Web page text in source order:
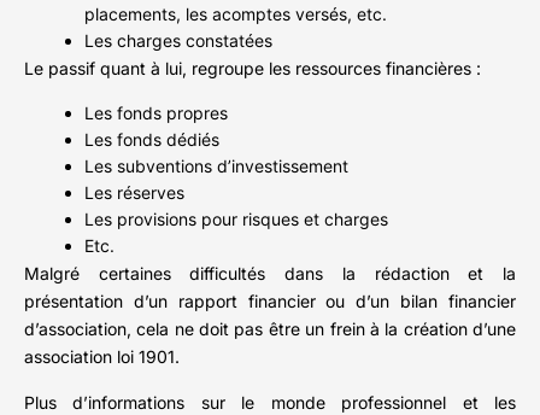
placements, les acomptes versés, etc.
Les charges constatées
Le passif quant à lui, regroupe les ressources financières :
Les fonds propres
Les fonds dédiés
Les subventions d’investissement
Les réserves
Les provisions pour risques et charges
Etc.
Malgré certaines difficultés dans la rédaction et la
présentation d’un rapport financier ou d’un bilan financier
d’association, cela ne doit pas être un frein à la création d’une
association loi 1901.
Plus d’informations sur le monde professionnel et les